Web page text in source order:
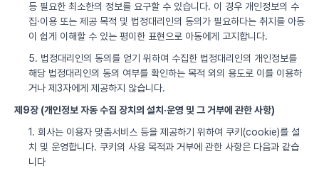
등 필요한 최소한의 정보를 요구할 수 있습니다. 이 경우 개인정보의 수
집·이용 또는 제공 목적 및 법정대리인의 동의가 필요하다는 취지를 아동
이 쉽게 이해할 수 있는 평이한 표현으로 아동에게 고지합니다.
5. 법정대리인의 동의를 얻기 위하여 수집한 법정대리인의 개인정보를
해당 법정대리인의 동의 여부를 확인하는 목적 외의 용도로 이를 이용하
거나 제3자에게 제공하지 않습니다.
제9장 (개인정보 자동 수집 장치의 설치·운영 및 그 거부에 관한 사항)
1. 회사는 이용자 맞춤서비스 등을 제공하기 위하여 쿠키(cookie)를 설
치 및 운영합니다. 쿠키의 사용 목적과 거부에 관한 사항은 다음과 같습
니다